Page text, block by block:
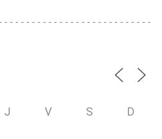
J V S D